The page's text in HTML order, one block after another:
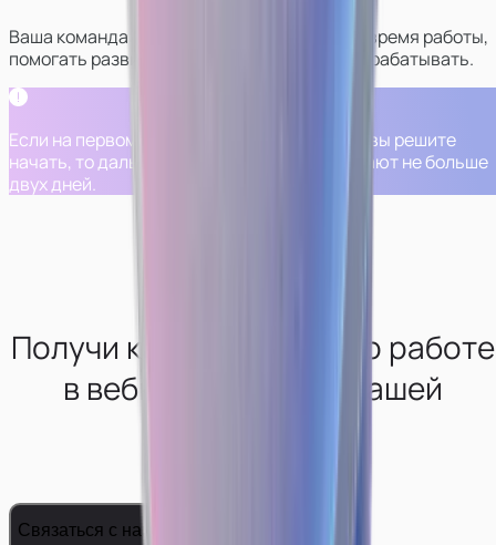
Ваша команда будет в контакте с вами все время работы,
помогать развиваться в сфере и больше зарабатывать.
Если на первом шаге вам все понравится и вы решите
начать, то дальнейшие шаги обычно занимают не больше
двух дней.
Получи консультацию по работе
в вебкам-сфере от нашей
Связаться с нами